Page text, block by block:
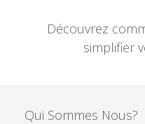
Découvrez
simplifier
Qui Sommes Nous?